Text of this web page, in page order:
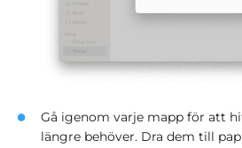
Gå igenom varje mapp för att
längre behöver. Dra dem till